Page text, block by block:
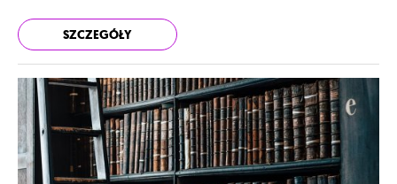
SZCZEGÓŁY